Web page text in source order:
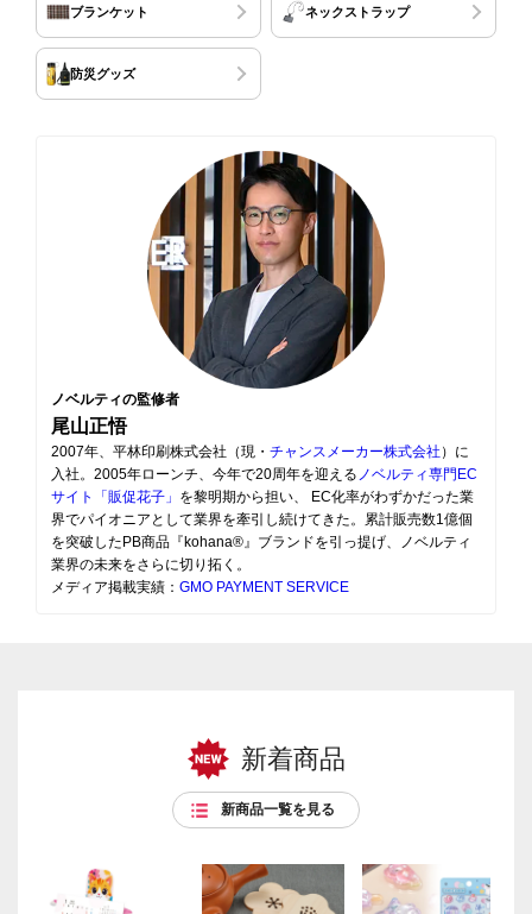
ブランケット ネックストラップ
防災グッズ
ノベルティの監修者
尾山正悟
2007年、平林印刷株式会社（現・ チャンスメーカー株式会社 ）に
入社。2005年ローンチ、今年で20周年を迎える ノベルティ専門EC
サイト「販促花子」 を黎明期から担い、 EC化率がわずかだった業
界でパイオニアとして業界を牽引し続けてきた。累計販売数1億個
を突破したPB商品『kohana®』ブランドを引っ提げ、ノベルティ
業界の未来をさらに切り拓く。
メディア掲載実績： GMO PAYMENT SERVICE
新着商品
新商品一覧を見る